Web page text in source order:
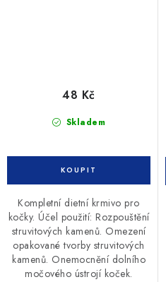
Skladem
48 Kč
Kompletní dietní krmivo pro
kočky. Účel použití: Rozpouštění
struvitových kamenů. Omezení
opakované tvorby struvitových
kamenů. Onemocnění dolního
močového ústrojí koček.